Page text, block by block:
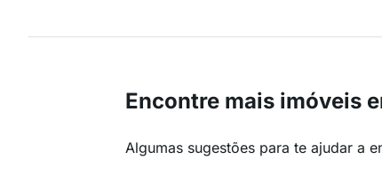
Encontre mais imóveis
Algumas sugestões para te ajudar a